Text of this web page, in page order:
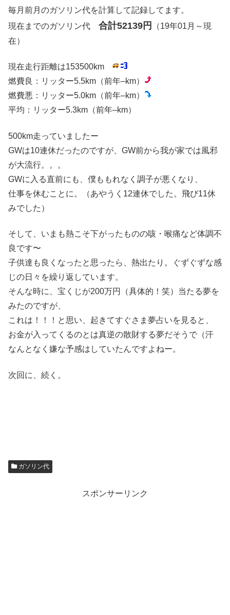
毎月前月のガソリン代を計算して記録してます。
現在までのガソリン代 合計52139円
（19年01月～現
在）
現在走行距離は153500km
燃費良：リッター5.5km（前年–km）
燃費悪：リッター5.0km（前年–km）
平均：リッター5.3km（前年–km）
500km走っていましたー
GWは10連休だったのですが、GW前から我が家では風邪
が大流行。。。
GWに入る直前にも、僕ももれなく調子が悪くなり、
仕事を休むことに。（あやうく12連休でした。飛び11休
みでした）
そして、いまも熱こそ下がったものの咳・喉痛など体調不
良です〜
子供達も良くなったと思ったら、熱出たり。ぐずぐずな感
じの日々を繰り返しています。
そんな時に、宝くじが200万円（具体的！笑）当たる夢を
みたのですが、
これは！！！と思い、起きてすぐさま夢占いを見ると、
お金が入ってくるのとは真逆の散財する夢だそうで（汗
なんとなく嫌な予感はしていたんですよねー。
次回に、続く。
ガソリン代
スポンサーリンク